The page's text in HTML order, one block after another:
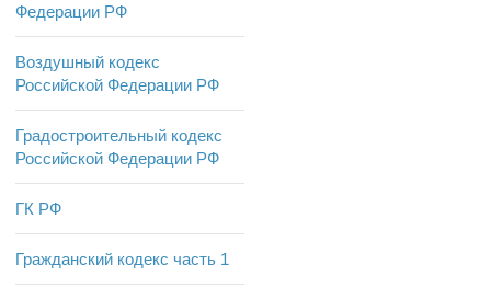
Федерации РФ
Воздушный кодекс
Российской Федерации РФ
Градостроительный кодекс
Российской Федерации РФ
ГК РФ
Гражданский кодекс часть 1